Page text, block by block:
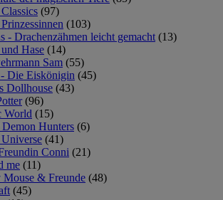
(97)
(103)
- Drachenzähmen leicht gemacht (13)
Hase (14)
Sam (55)
Die Eiskönigin (45)
Dollhouse (43)
(96)
World (15)
Hunters (6)
(41)
Conni (21)
me (11)
& Freunde (48)
(45)